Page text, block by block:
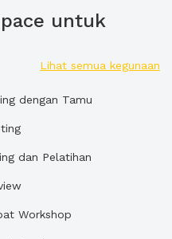
untuk
Lihat semua kegunaan
dengan Tamu
dan Pelatihan
Workshop